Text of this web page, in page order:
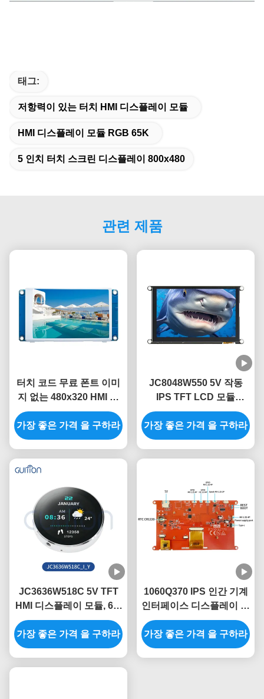
태그:
저항력이 있는 터치 HMI 디스플레이 모듈
HMI 디스플레이 모듈 RGB 65K
5 인치 터치 스크린 디스플레이 800x480
관련 제품
터치 코드 무료 폰트 이미
지 없는 480x320 HMI 모
듈 3.5 터치 스크린 LCD
모듈
가장 좋은 가격 을 구하라
JC8048W550 5V 작동
IPS TFT LCD 모듈
320mA 전력 소비
가장 좋은 가격 을 구하라
JC3636W518C 5V TFT
HMI 디스플레이 모듈, 60°
뷰 앵글과 가벼운 디자인
가장 좋은 가격 을 구하라
1060Q370 IPS 인간 기계
인터페이스 디스플레이 모
듈
가장 좋은 가격 을 구하라